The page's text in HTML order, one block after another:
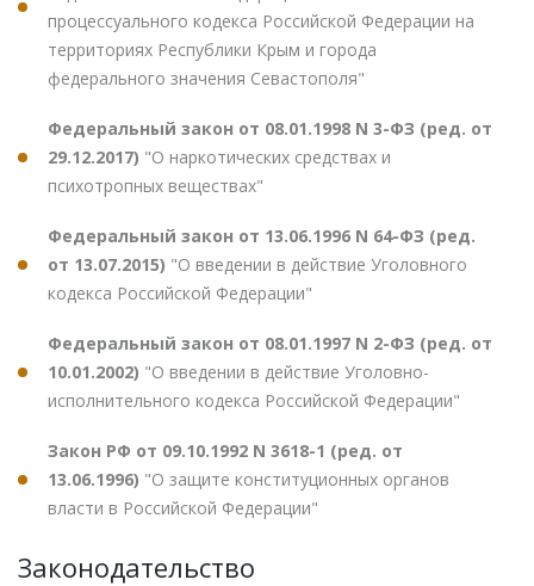
процессуального кодекса Российской Федерации на
территориях Республики Крым и города
федерального значения Севастополя"
Федеральный закон от 08.01.1998 N 3-ФЗ (ред. от
29.12.2017) "О наркотических средствах и
психотропных веществах"
Федеральный закон от 13.06.1996 N 64-ФЗ (ред.
от 13.07.2015) "О введении в действие Уголовного
кодекса Российской Федерации"
Федеральный закон от 08.01.1997 N 2-ФЗ (ред. от
10.01.2002) "О введении в действие Уголовно-
исполнительного кодекса Российской Федерации"
Закон РФ от 09.10.1992 N 3618-1 (ред. от
13.06.1996) "О защите конституционных органов
власти в Российской Федерации"
Законодательство